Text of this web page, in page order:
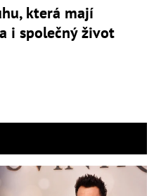
která mají
i společný život